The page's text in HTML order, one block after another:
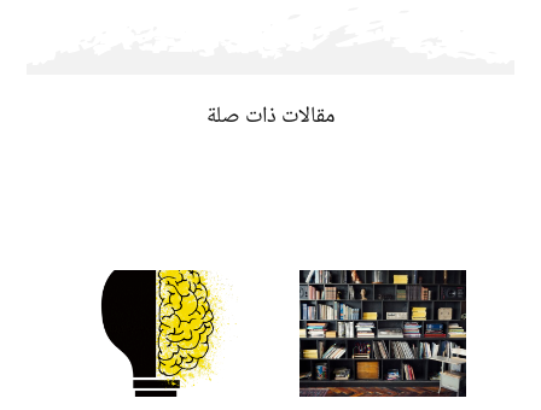
مقالات ذات صلة